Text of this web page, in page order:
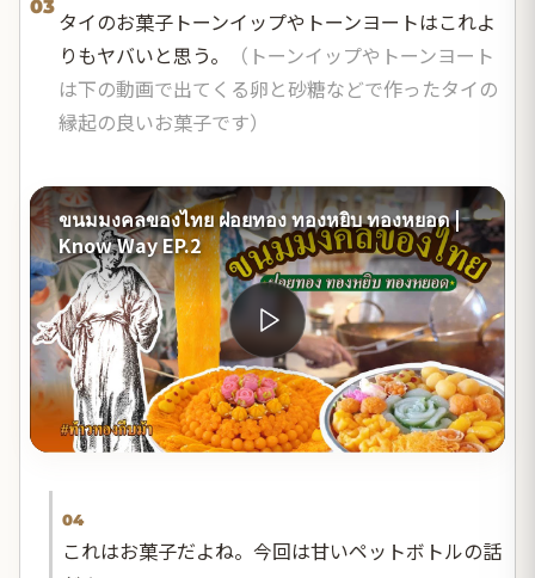
03
タイのお菓子トーンイップやトーンヨートはこれよ
りもヤバいと思う。
（トーンイップやトーンヨート
は下の動画で出てくる卵と砂糖などで作ったタイの
縁起の良いお菓子です）
ขนมมงคลของไทย ฝอยทอง ทองหยิบ ทองหยอด |
Know Way EP.2
04
これはお菓子だよね。今回は甘いペットボトルの話